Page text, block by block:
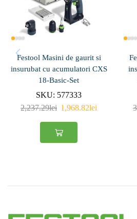
Festool Masini de gaurit si
insurubat cu acumulatori CXS
18-Basic-Set
SKU: 577333
2,237.29lei 1,968.82lei